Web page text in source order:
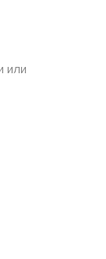
или